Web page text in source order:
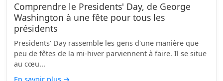
Comprendre le Presidents' Day, de George
Washington à une fête pour tous les
présidents
Presidents' Day rassemble les gens d'une manière que
peu de fêtes de la mi-hiver parviennent à faire. Il se situe
au cœu...